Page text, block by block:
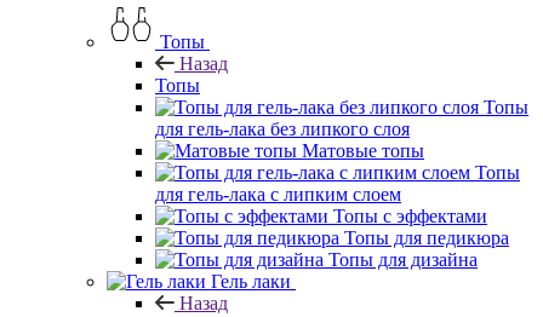
Топы
Назад
Топы
Топы
для гель-лака без липкого слоя
Матовые топы
Топы
для гель-лака с липким слоем
Топы с эффектами
Топы для педикюра
Топы для дизайна
Гель лаки
Назад